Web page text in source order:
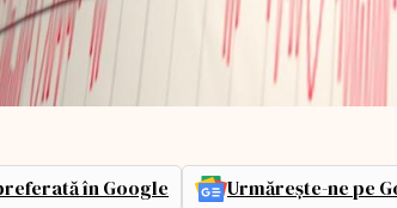
în Google Urmărește-ne pe